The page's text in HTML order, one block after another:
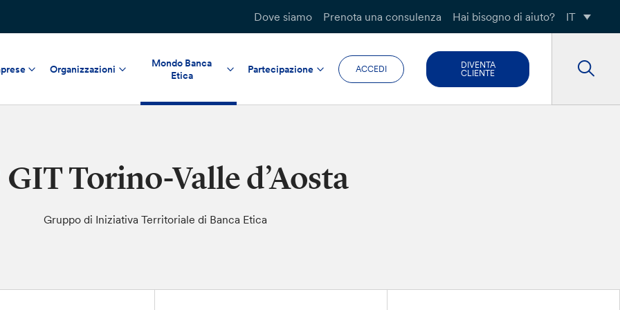
Dove siamo Prenota una consulenza Hai bisogno di aiuto? IT
Organizzazioni
Mondo Banca
Etica
Partecipazione ACCEDI
DIVENTA
CLIENTE
GIT Torino-Valle d’Aosta
Gruppo di Iniziativa Territoriale di Banca Etica